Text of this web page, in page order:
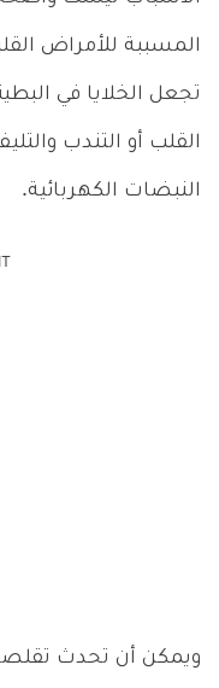
المسببة للأمراض
تجعل الخلايا في
القلب أو التندب
النبضات الكهربائية.
ويمكن أن تحدث